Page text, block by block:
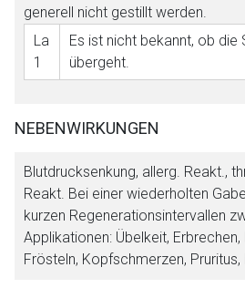
generell nicht gestillt werden.
La
1
Es ist nicht bekannt, ob die
übergeht.
NEBENWIRKUNGEN
Blutdrucksenkung, allerg. Reakt.,
Reakt. Bei einer wiederholten
kurzen Regenerationsintervallen
Applikationen: Übelkeit, Erbrechen,
Frösteln, Kopfschmerzen, Pruritus,